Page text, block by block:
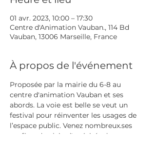
01 avr. 2023, 10:00 – 17:30
Centre d'Animation Vauban., 114 Bd
Vauban, 13006 Marseille, France
À propos de l'événement
Proposée par la mairie du 6-8 au
centre d'animation Vauban et ses
abords. La voie est belle se veut un
festival pour réinventer les usages de
l’espace public. Venez nombreux.ses
profiter de plein d'activités dont nos